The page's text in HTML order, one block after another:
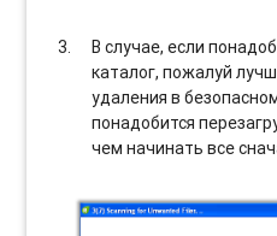
В случае, если
каталог, пожалуй
удаления в
понадобится
чем начинать все